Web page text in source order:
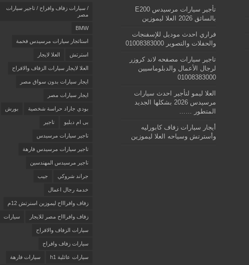
تأجير سيارات مرسيدس E200
بالسائق 2026 العلا ليموزين
فراري احدث موديل للإسفنجات
والحفلات والتصوير 01008383000
تاجير سيارات مصفحه لاند كروزر
لرجال الأعمال والدبلوماسيين
01008383000
العلا ليمو لتأجير احدث سيارات
مرسيدس 2026 بشكلها الجديد
المتطور ……
أيجار سيارات زفاف كابورليه
وأسترتش وسياحه العلا ليموزين
/ سيارات زفاف وافراح / تاجير سيارات
مصر
BMW
استائجار سيارات مرسيدس فخمة
استرتش العلا لايجار
العلا لايجار سيارات الزفاف والافراح
ايجار سيارات بدون سواق مصر
ايجار سيارات مصر
بودي جاراد حراسة شخصية بورش
بى ام دبليو تاجير
تاجير سيارات مرسيدس
تاجير سيارات مرسيدس فارهة
تاجير مرسيدس المهندسين
جراند شروكي جيب
خدمة رجال اعمال
زفاف وافراااح ليموزين اسنرتش 12م
زفاف وافراااح مصر للايجار سيارات
سيارات الزفاف والافراح
سيارات زفاف وافراح
سيارات عائلية h1 سيارات فارهة